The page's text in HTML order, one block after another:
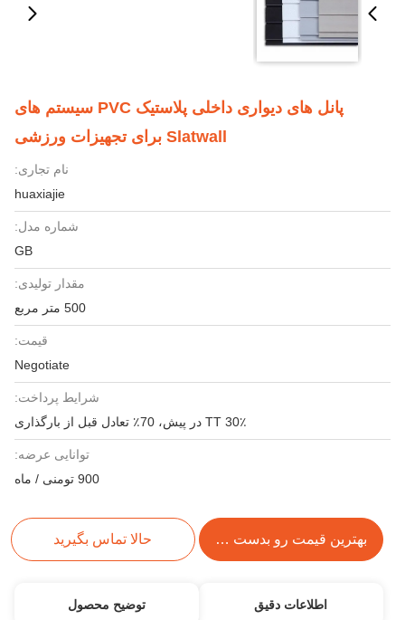
پانل های دیواری داخلی پلاستیک PVC سیستم های
Slatwall برای تجهیزات ورزشی
نام تجاری:
huaxiajie
شماره مدل:
GB
مقدار تولیدی:
500 متر مربع
قیمت:
Negotiate
شرایط پرداخت:
30٪ TT در پیش، 70٪ تعادل قبل از بارگذاری
توانایی عرضه:
900 تومنی / ماه
بهترین قیمت رو بدست بیار حالا تماس بگیرید
اطلاعات دقیق توضیح محصول